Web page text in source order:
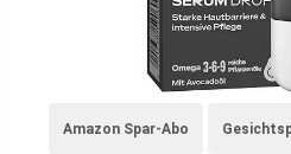
Amazon Spar-Abo